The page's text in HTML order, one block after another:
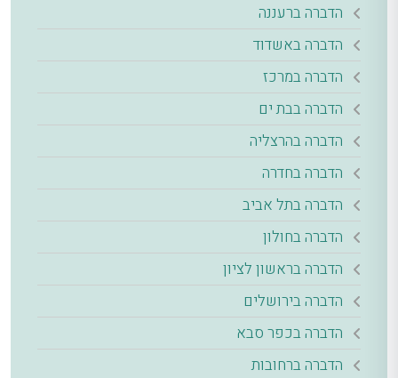
הדברה ברעננה
הדברה באשדוד
הדברה במרכז
הדברה בבת ים
הדברה בהרצליה
הדברה בחדרה
הדברה בתל אביב
הדברה בחולון
הדברה בראשון לציון
הדברה בירושלים
הדברה בכפר סבא
הדברה ברחובות